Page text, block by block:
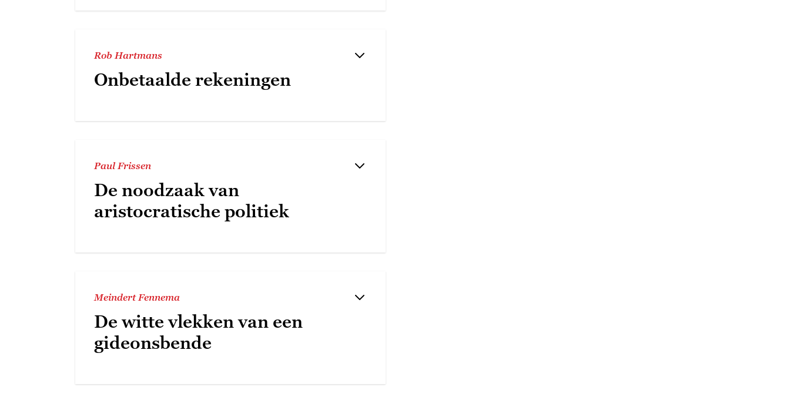
Rob Hartmans
Onbetaalde rekeningen
Paul Frissen
De noodzaak van
aristocratische politiek
Meindert Fennema
De witte vlekken van een
gideonsbende